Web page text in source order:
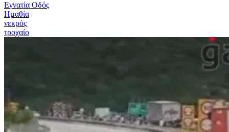
Εγνατία Οδός
Ημαθία
νεκρός
τροχαίο